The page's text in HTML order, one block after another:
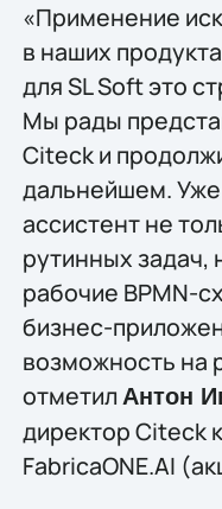
«Применение
в наших
для SL Soft это
Мы рады
Citeck и
дальнейшем.
ассистент не
рутинных задач,
рабочие BPMN-
бизнес-
возможность на
отметил Антон
директор Citeck
FabricaONE.AI